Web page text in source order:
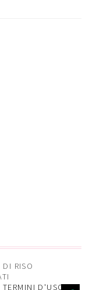
RISO
TERMINI D'USO